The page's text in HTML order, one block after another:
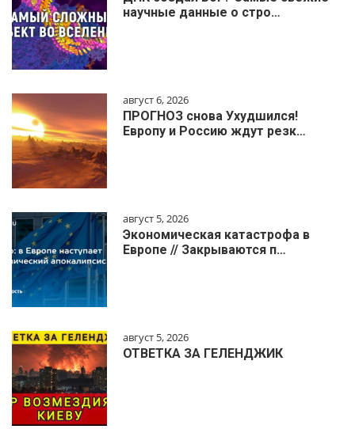
научные данные о стро…
август 6, 2026
ПРОГНОЗ снова Ухудшился!
Европу и Россию ждут резк…
август 5, 2026
Экономическая катастрофа в
Европе // Закрываются п…
август 5, 2026
ОТВЕТКА ЗА ГЕЛЕНДЖИК